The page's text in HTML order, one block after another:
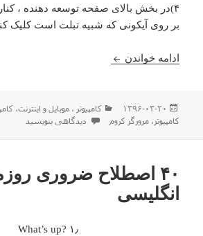
بر روی آیکونی که شبیه تبلت است کلیک
ادامه خواندن مراحل گذاشتن پست در
ارسال
شده
۱۳۹۶-۰۳-۲۰ دسته‌ها
كامپيوتر ، موبایل و اينترنت،
کامپیوتر ،مرورگر کروم برای مراحل گذاشتن پست
دیدگاهی بنویسید
۴۰ اصطلاح ضروری
انگلیسی
۱٫ ?What’s up